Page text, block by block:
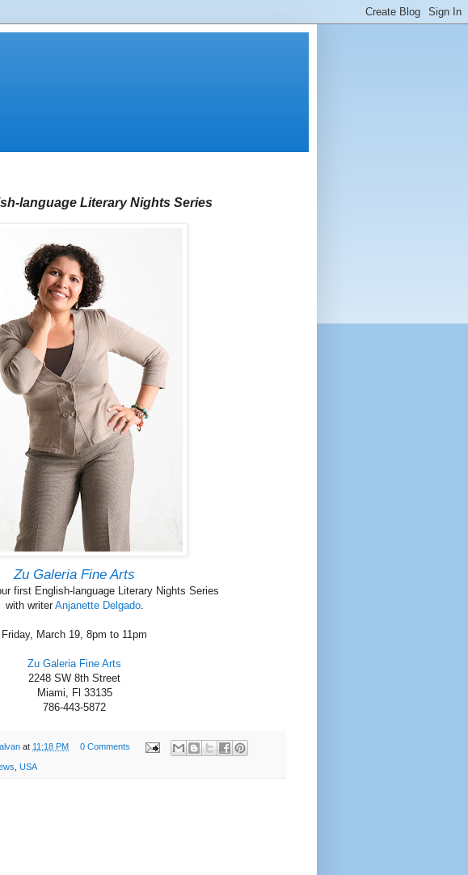
language Literary Nights Series
Zu Galeria Fine Arts
first English-language Literary Nights Series
with writer Anjanette Delgado.
Friday, March 19, 8pm to 11pm
Zu Galeria Fine Arts
2248 SW 8th Street
Miami, Fl 33135
786-443-5872
at 11:18 PM 0 Comments
USA